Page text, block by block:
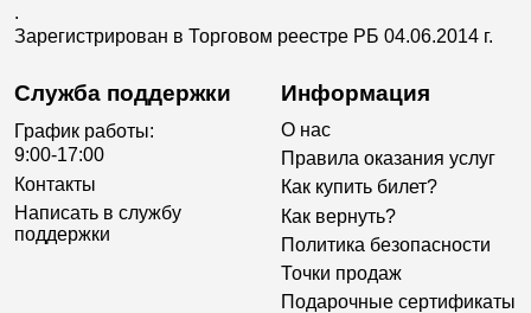
.
Зарегистрирован в Торговом реестре РБ 04.06.2014 г.
Служба поддержки
График работы:
9:00-17:00
Контакты
Написать в службу
поддержки
Информация
О нас
Правила оказания услуг
Как купить билет?
Как вернуть?
Политика безопасности
Точки продаж
Подарочные сертификаты